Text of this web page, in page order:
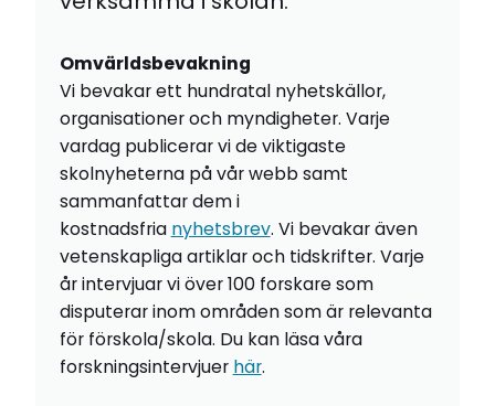
Omvärldsbevakning
Vi bevakar ett hundratal nyhetskällor,
organisationer och myndigheter. Varje
vardag publicerar vi de viktigaste
skolnyheterna på vår webb samt
sammanfattar dem i
kostnadsfria nyhetsbrev. Vi bevakar även
vetenskapliga artiklar och tidskrifter. Varje
år intervjuar vi över 100 forskare som
disputerar inom områden som är relevanta
för förskola/skola. Du kan läsa våra
forskningsintervjuer här.